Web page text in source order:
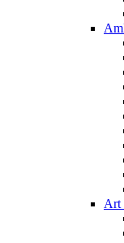
Art